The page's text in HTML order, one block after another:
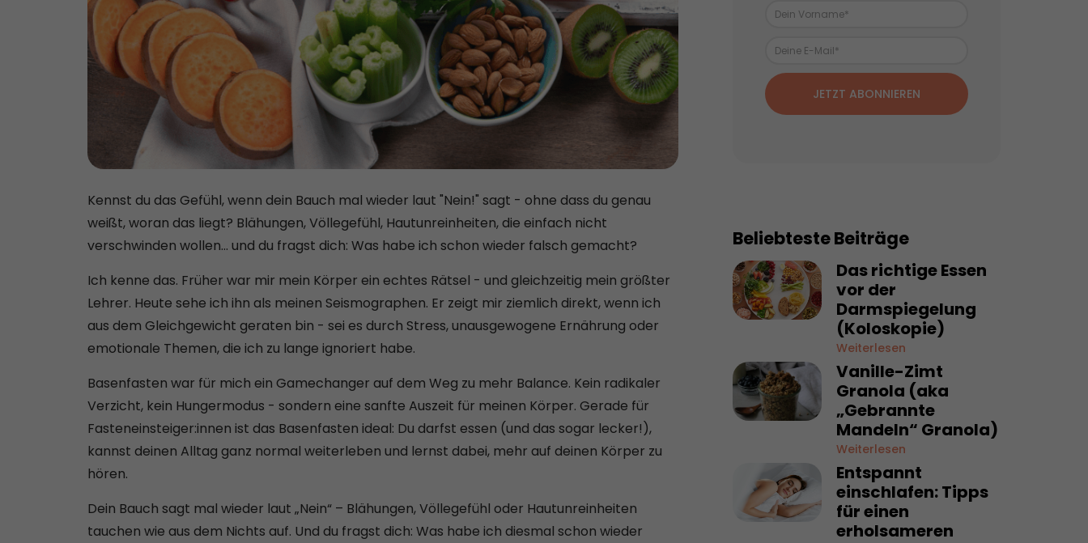
Kennst du das Gefühl, wenn dein Bauch mal wieder laut "Nein!" sagt - ohne dass du genau
weißt, woran das liegt? Blähungen, Völlegefühl, Hautunreinheiten, die einfach nicht
verschwinden wollen... und du fragst dich: Was habe ich schon wieder falsch gemacht?
Ich kenne das. Früher war mir mein Körper ein echtes Rätsel - und gleichzeitig mein größter
Lehrer. Heute sehe ich ihn als meinen Seismographen. Er zeigt mir ziemlich direkt, wenn ich
aus dem Gleichgewicht geraten bin - sei es durch Stress, unausgewogene Ernährung oder
emotionale Themen, die ich zu lange ignoriert habe.
Basenfasten war für mich ein Gamechanger auf dem Weg zu mehr Balance. Kein radikaler
Verzicht, kein Hungermodus - sondern eine sanfte Auszeit für meinen Körper. Gerade für
Fasteneinsteiger:innen ist das Basenfasten ideal: Du darfst essen (und das sogar lecker!),
kannst deinen Alltag ganz normal weiterleben und lernst dabei, mehr auf deinen Körper zu
hören.
Dein Bauch sagt mal wieder laut „Nein“ – Blähungen, Völlegefühl oder Hautunreinheiten
tauchen wie aus dem Nichts auf. Und du fragst dich: Was habe ich diesmal schon wieder
JETZT ABONNIEREN
Beliebteste Beiträge
Das richtige Essen
vor der
Darmspiegelung
(Koloskopie)
Weiterlesen
Vanille-Zimt
Granola (aka
„Gebrannte
Mandeln“ Granola)
Weiterlesen
Entspannt
einschlafen: Tipps
für einen
erholsameren